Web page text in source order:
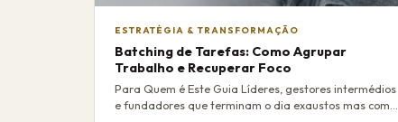
ESTRATÉGIA & TRANSFORMAÇÃO
Batching de Tarefas: Como Agrupar
Trabalho e Recuperar Foco
Para Quem é Este Guia Líderes, gestores intermédios
e fundadores que terminam o dia exaustos mas com…